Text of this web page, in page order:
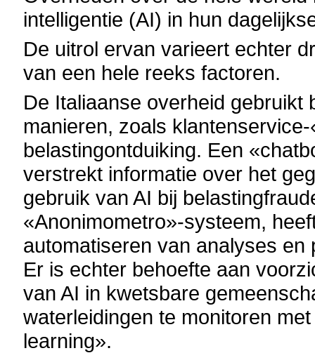
intelligentie (AI) in hun
De uitrol ervan varieert echter
van een hele reeks factoren.
De Italiaanse overheid gebruikt
manieren, zoals
belastingontduiking. Een
verstrekt informatie over het
gebruik van AI bij
«Anonimometro»-systeem,
automatiseren van analyses
Er is echter behoefte aan
van AI in kwetsbare
waterleidingen te monitoren
learning».